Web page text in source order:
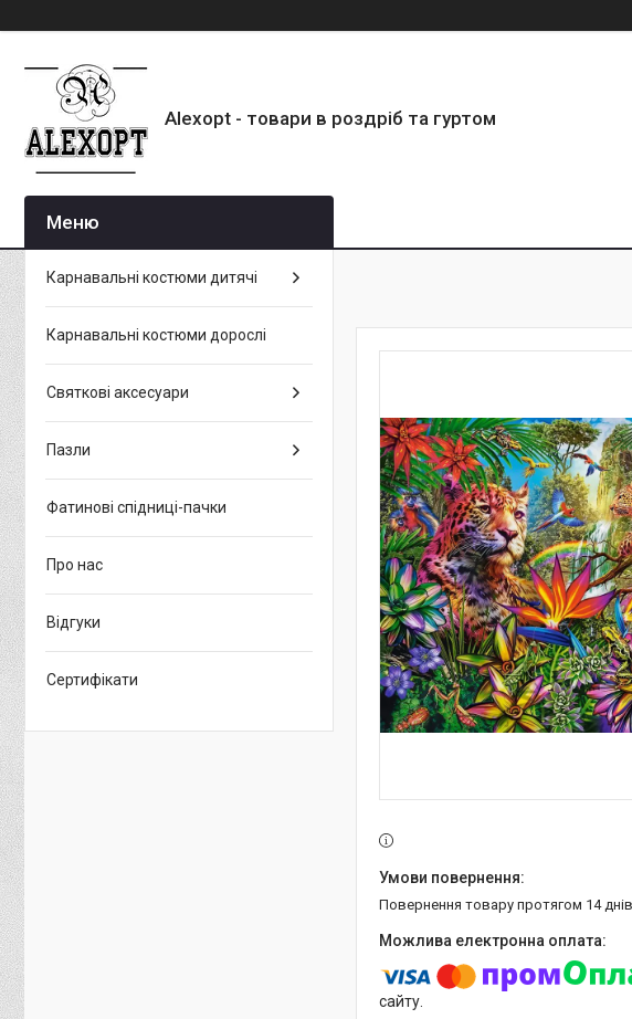
Alexopt - товари в роздріб та гуртом
повернення товару протягом 14 днів
сайту.
Карнавальні костюми дитячі
Карнавальні костюми дорослі
Святкові аксесуари
Пазли
Фатинові спідниці-пачки
Про нас
Відгуки
Сертифікати